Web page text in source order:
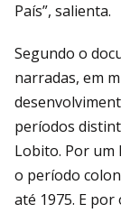
País”, salienta.
Segundo o
narradas, em
períodos
Lobito. Por um
o período
até 1975. E